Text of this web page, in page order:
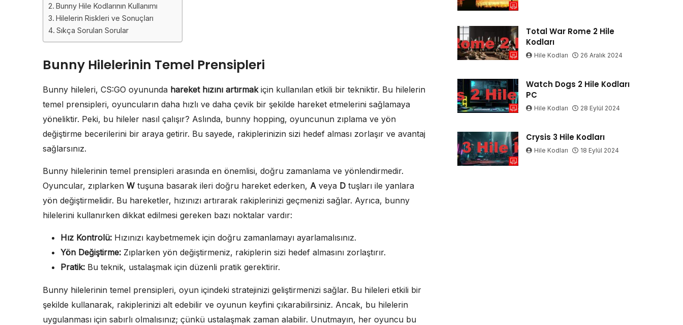
Bunny Hile Kodlarının Kullanımı
Hilelerin Riskleri ve Sonuçları
Sıkça Sorulan Sorular
Bunny Hilelerinin Temel Prensipleri
Bunny hileleri, CS:GO oyununda hareket hızını artırmakiçin kullanılan etkili bir tekniktir. Bu hilelerin
temel prensipleri, oyuncuların daha hızlı ve daha çevik bir şekilde hareket etmelerini sağlamaya
yöneliktir. Peki, bu hileler nasıl çalışır? Aslında, bunny hopping, oyuncunun zıplama ve yön
değiştirme becerilerini bir araya getirir. Bu sayede, rakiplerinizin sizi hedef alması zorlaşır ve avantaj
sağlarsınız.
Bunny hilelerinin temel prensipleri arasında en önemlisi, doğru zamanlama ve yönlendirmedir.
Oyuncular, zıplarken W tuşuna basarak ileri doğru hareket ederken, A veya D tuşları ile yanlara
yön değiştirmelidir. Bu hareketler, hızınızı artırarak rakiplerinizi geçmenizi sağlar. Ayrıca, bunny
hilelerini kullanırken dikkat edilmesi gereken bazı noktalar vardır:
Hız Kontrolü: Hızınızı kaybetmemek için doğru zamanlamayı ayarlamalısınız.
Yön Değiştirme: Zıplarken yön değiştirmeniz, rakiplerin sizi hedef almasını zorlaştırır.
Pratik: Bu teknik, ustalaşmak için düzenli pratik gerektirir.
Bunny hilelerinin temel prensipleri, oyun içindeki stratejinizi geliştirmenizi sağlar. Bu hileleri etkili bir
şekilde kullanarak, rakiplerinizi alt edebilir ve oyunun keyfini çıkarabilirsiniz. Ancak, bu hilelerin
uygulanması için sabırlı olmalısınız; çünkü ustalaşmak zaman alabilir. Unutmayın, her oyuncu bu
Total War Rome 2 Hile
Kodları
Hile Kodları 26 Aralık 2024
Watch Dogs 2 Hile Kodları
PC
Hile Kodları 28 Eylül 2024
Crysis 3 Hile Kodları
Hile Kodları 18 Eylül 2024